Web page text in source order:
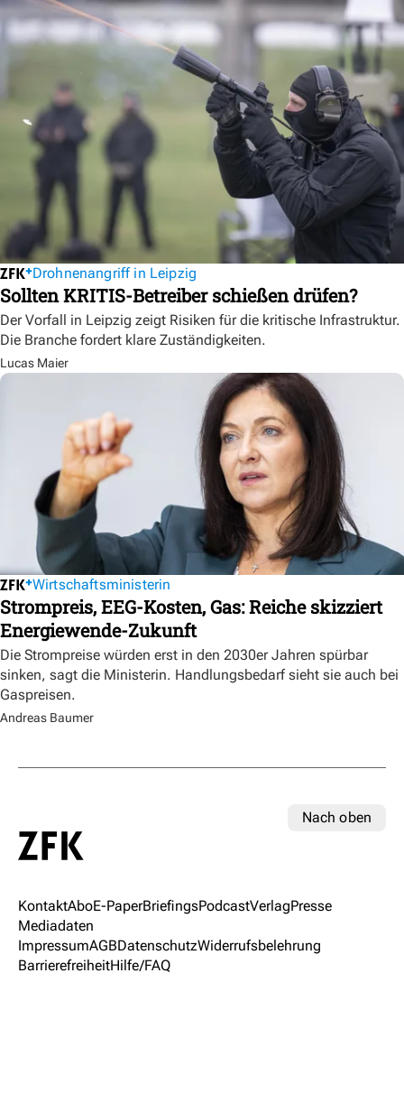
Drohnenangriff in Leipzig
Sollten KRITIS-Betreiber schießen drüfen?
Der Vorfall in Leipzig zeigt Risiken für die kritische Infrastruktur.
Die Branche fordert klare Zuständigkeiten.
Lucas Maier
Wirtschaftsministerin
Strompreis, EEG-Kosten, Gas: Reiche skizziert
Energiewende-Zukunft
Die Strompreise würden erst in den 2030er Jahren spürbar
sinken, sagt die Ministerin. Handlungsbedarf sieht sie auch bei
Gaspreisen.
Andreas Baumer
Nach oben
KontaktAboE-PaperBriefingsPodcastVerlagPresse
Mediadaten
ImpressumAGBDatenschutzWiderrufsbelehrung
BarrierefreiheitHilfe/FAQ